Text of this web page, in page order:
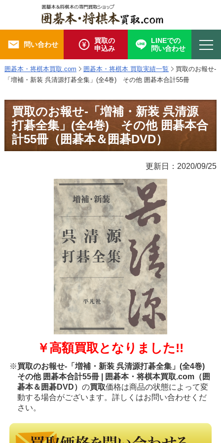
問い合わせ
買取の
申込み
LINEでの
問い合わせ
囲碁本・将棋本買取.com 囲碁本・将棋本 買取実績一覧
買取のお報せ-
「増補・新装 呉清源打碁全集」(全4巻) その他 囲碁本合計55冊
買取のお報せ-「増補・新装 呉清源
打碁全集」(全4巻) その他 囲碁本合
計55冊（囲碁本＆囲碁DVD）
更新日：2020/09/25
￥高額買取となりました!!
※買取のお報せ-「増補・新装 呉清源打碁全集」(全4巻)
その他 囲碁本合計55冊 | 囲碁本・将棋本買取.com（囲
碁本＆囲碁DVD） の買取価格は商品の状態によって変
動する場合がございます。詳しくはお問い合わせくだ
さい。